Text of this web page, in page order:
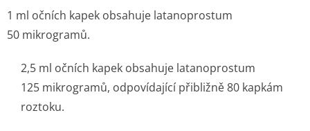
1 ml očních kapek obsahuje latanoprostum
50 mikrogramů.
2,5 ml očních kapek obsahuje latanoprostum
125 mikrogramů, odpovídající přibližně 80 kapkám
roztoku.